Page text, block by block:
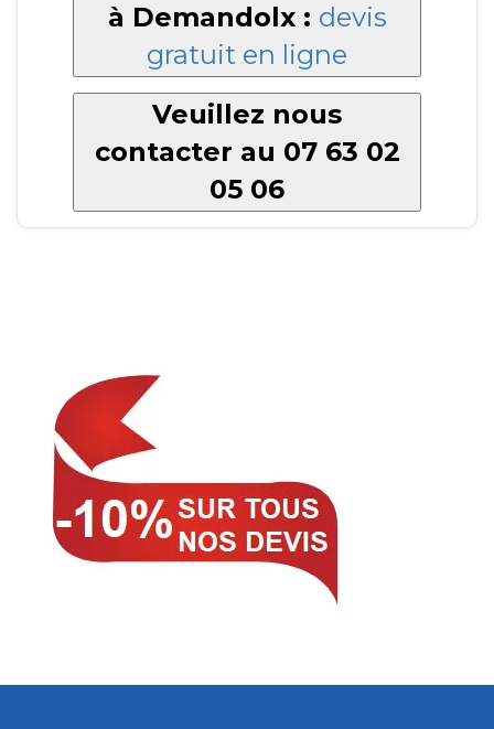
à Demandolx : devis
gratuit en ligne
Veuillez nous
contacter au 07 63 02
05 06